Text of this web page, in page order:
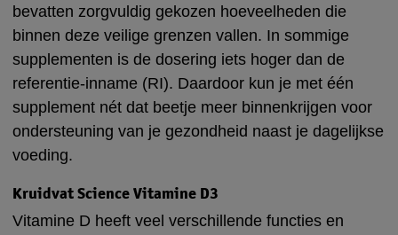
bevatten zorgvuldig gekozen hoeveelheden die
binnen deze veilige grenzen vallen. In sommige
supplementen is de dosering iets hoger dan de
referentie-inname (RI). Daardoor kun je met één
supplement nét dat beetje meer binnenkrijgen voor
ondersteuning van je gezondheid naast je dagelijkse
voeding.
Kruidvat Science Vitamine D3
Vitamine D heeft veel verschillende functies en